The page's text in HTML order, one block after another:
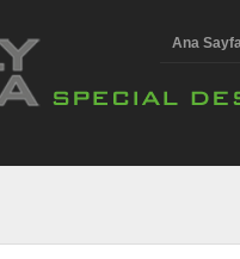
Ana